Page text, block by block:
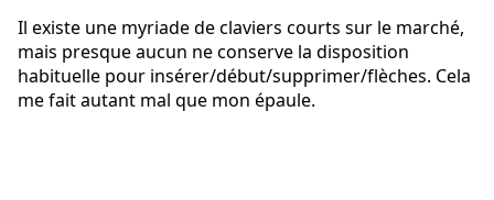
Il existe une myriade de claviers courts sur le marché,
mais presque aucun ne conserve la disposition
habituelle pour insérer/début/supprimer/flèches. Cela
me fait autant mal que mon épaule.